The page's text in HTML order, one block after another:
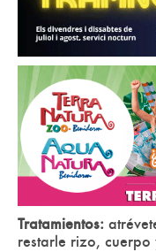
Tratamientos:
restarle rizo, cuerpo